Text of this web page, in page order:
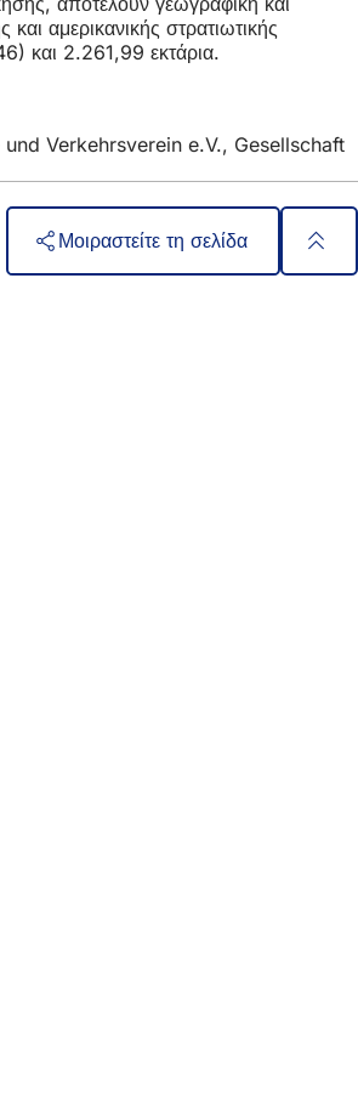
αμερικανικής στρατιωτικής
και 2.261,99 εκτάρια.
Verkehrsverein e.V., Gesellschaft
Μοιραστείτε τη σελίδα